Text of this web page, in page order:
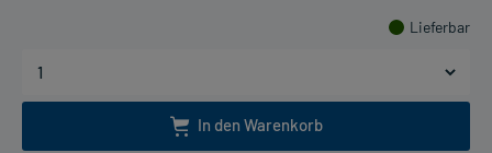
Lieferbar
In den Warenkorb